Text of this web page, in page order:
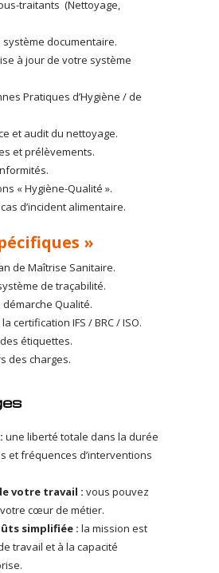
traitants (Nettoyage,
système documentaire.
à jour de votre système
Pratiques d’Hygiène / de
et audit du nettoyage.
et prélèvements.
« Hygiène-Qualité ».
d’incident alimentaire.
»
de Maîtrise Sanitaire.
de traçabilité.
démarche Qualité.
certification IFS / BRC / ISO.
étiquettes.
des charges.
une liberté totale dans la durée
et fréquences d’interventions
votre travail : vous pouvez
cœur de métier.
simplifiée : la mission est
travail et à la capacité